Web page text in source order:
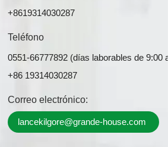
+8619314030287
Teléfono
0551-66777892 (días laborables de 9:00
+86 19314030287
Correo electrónico:
lancekilgore@grande-house.com